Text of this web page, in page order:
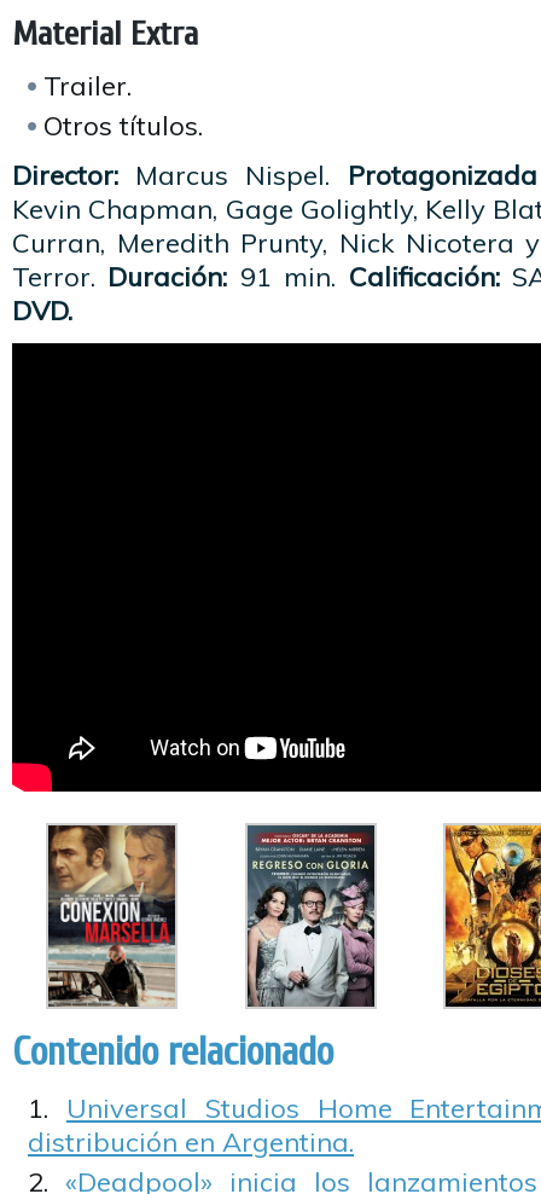
Material Extra
Trailer.
Otros títulos.
Director: Marcus Nispel.
Kevin Chapman, Gage Golightly, Kelly
Curran, Meredith Prunty, Nick Nicotera
Terror. Duración: 91 min. Calificación:
DVD.
Contenido relacionado
Universal Studios Home
distribución en Argentina.
«Deadpool» inicia los